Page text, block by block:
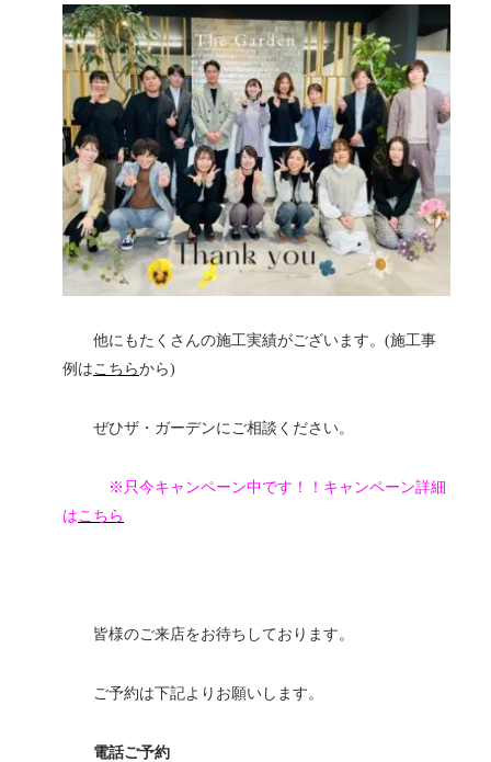
他にもたくさんの施工実績がございます。(施工事
例は こちらから)
ぜひザ・ガーデンにご相談ください。
※只今キャンペーン中です！！キャンペーン詳細
は こちら
皆様のご来店をお待ちしております。
ご予約は下記よりお願いします。
電話ご予約